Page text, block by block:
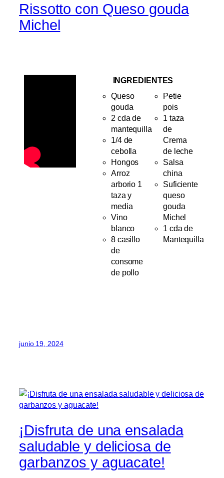
Rissotto con Queso gouda
Michel
INGREDIENTES
Queso
gouda
2 cda de
mantequilla
1/4 de
cebolla
Hongos
Arroz
arborio 1
taza y
media
Vino
blanco
8 casillo
de
consome
de pollo
Petie
pois
1 taza
de
Crema
de leche
Salsa
china
Suficiente
queso
gouda
Michel
1 cda de
Mantequilla
junio 19, 2024
¡Disfruta de una ensalada
saludable y deliciosa de
garbanzos y aguacate!